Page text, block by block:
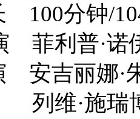
分钟/104
普·诺伊
丽娜·朱
瑞博尔